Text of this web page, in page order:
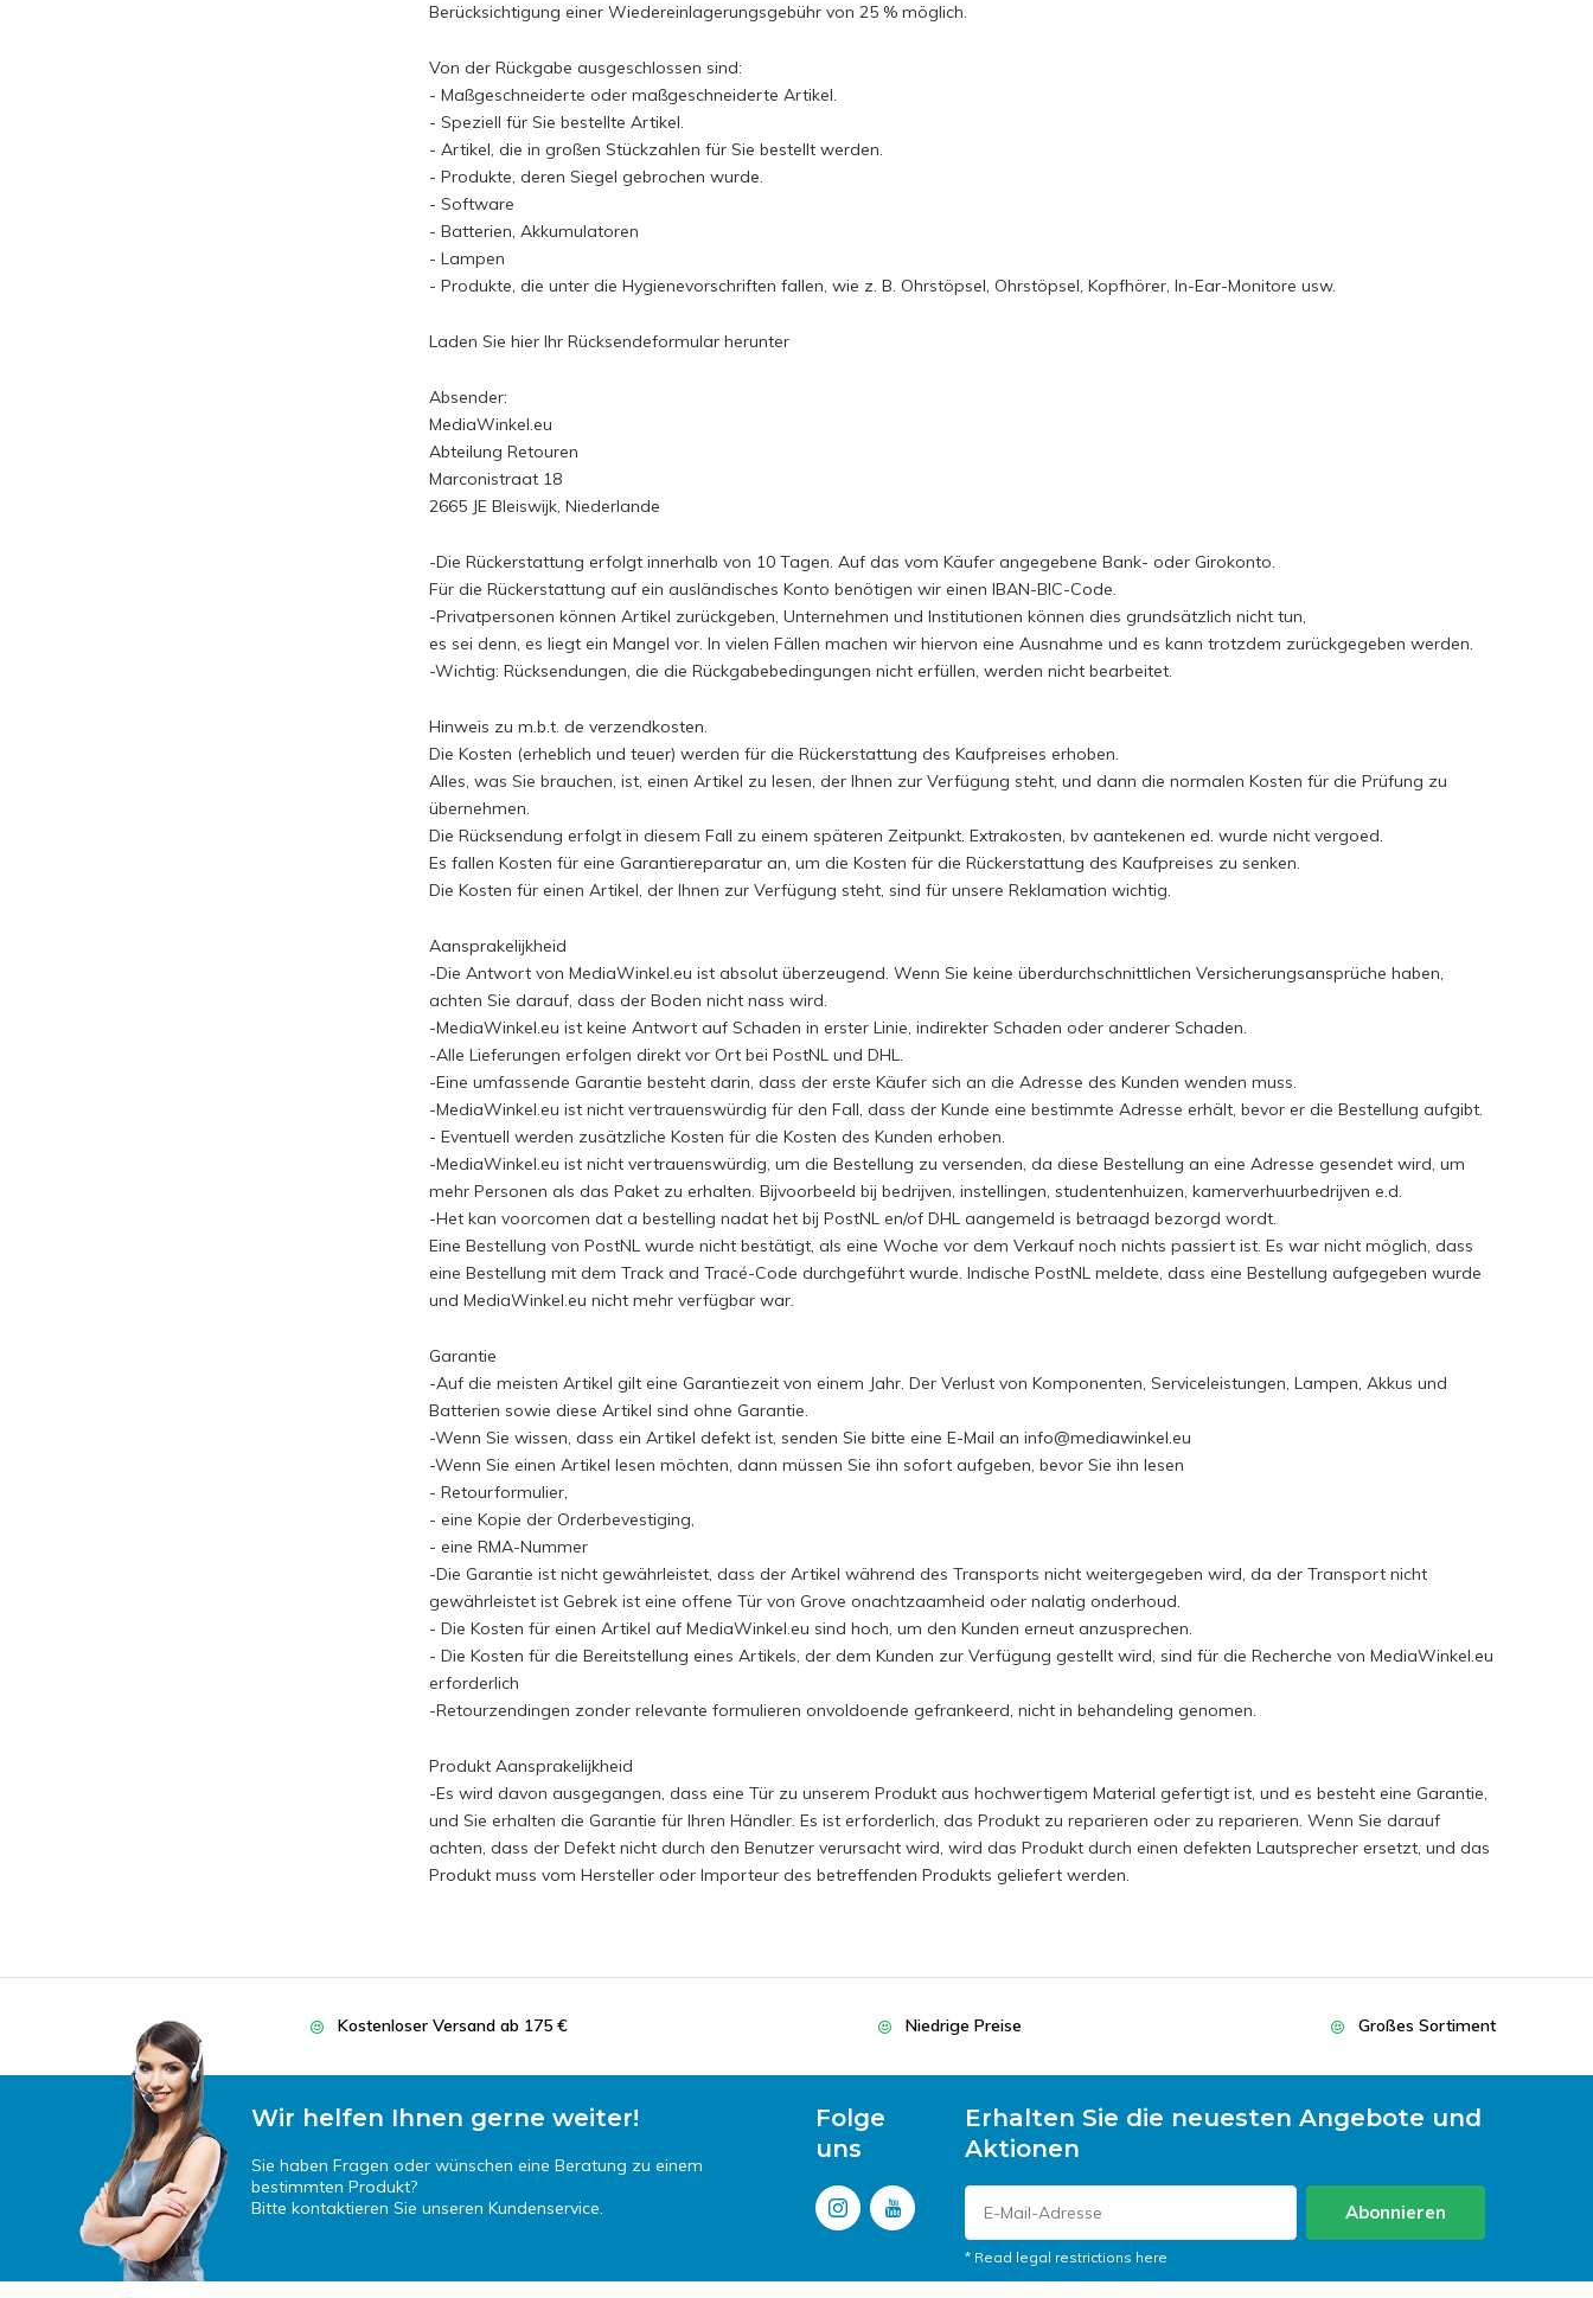
Berücksichtigung einer Wiedereinlagerungsgebühr von 25 % möglich.
Von der Rückgabe ausgeschlossen sind:
- Maßgeschneiderte oder maßgeschneiderte Artikel.
- Speziell für Sie bestellte Artikel.
- Artikel, die in großen Stückzahlen für Sie bestellt werden.
- Produkte, deren Siegel gebrochen wurde.
- Software
- Batterien, Akkumulatoren
- Lampen
- Produkte, die unter die Hygienevorschriften fallen, wie z. B. Ohrstöpsel, Ohrstöpsel, Kopfhörer, In-Ear-Monitore usw.
Laden Sie hier Ihr Rücksendeformular herunter
Absender:
MediaWinkel.eu
Abteilung Retouren
Marconistraat 18
2665 JE Bleiswijk, Niederlande
-Die Rückerstattung erfolgt innerhalb von 10 Tagen. Auf das vom Käufer angegebene Bank- oder Girokonto.
Für die Rückerstattung auf ein ausländisches Konto benötigen wir einen IBAN-BIC-Code.
-Privatpersonen können Artikel zurückgeben, Unternehmen und Institutionen können dies grundsätzlich nicht tun,
es sei denn, es liegt ein Mangel vor. In vielen Fällen machen wir hiervon eine Ausnahme und es kann trotzdem zurückgegeben werden.
-Wichtig: Rücksendungen, die die Rückgabebedingungen nicht erfüllen, werden nicht bearbeitet.
Hinweis zu m.b.t. de verzendkosten.
Die Kosten (erheblich und teuer) werden für die Rückerstattung des Kaufpreises erhoben.
Alles, was Sie brauchen, ist, einen Artikel zu lesen, der Ihnen zur Verfügung steht, und dann die normalen Kosten für die Prüfung zu
übernehmen.
Die Rücksendung erfolgt in diesem Fall zu einem späteren Zeitpunkt. Extrakosten, bv aantekenen ed. wurde nicht vergoed.
Es fallen Kosten für eine Garantiereparatur an, um die Kosten für die Rückerstattung des Kaufpreises zu senken.
Die Kosten für einen Artikel, der Ihnen zur Verfügung steht, sind für unsere Reklamation wichtig.
Aansprakelijkheid
-Die Antwort von MediaWinkel.eu ist absolut überzeugend. Wenn Sie keine überdurchschnittlichen Versicherungsansprüche haben,
achten Sie darauf, dass der Boden nicht nass wird.
-MediaWinkel.eu ist keine Antwort auf Schaden in erster Linie, indirekter Schaden oder anderer Schaden.
-Alle Lieferungen erfolgen direkt vor Ort bei PostNL und DHL.
-Eine umfassende Garantie besteht darin, dass der erste Käufer sich an die Adresse des Kunden wenden muss.
-MediaWinkel.eu ist nicht vertrauenswürdig für den Fall, dass der Kunde eine bestimmte Adresse erhält, bevor er die Bestellung aufgibt.
- Eventuell werden zusätzliche Kosten für die Kosten des Kunden erhoben.
-MediaWinkel.eu ist nicht vertrauenswürdig, um die Bestellung zu versenden, da diese Bestellung an eine Adresse gesendet wird, um
mehr Personen als das Paket zu erhalten. Bijvoorbeeld bij bedrijven, instellingen, studentenhuizen, kamerverhuurbedrijven e.d.
-Het kan voorcomen dat a bestelling nadat het bij PostNL en/of DHL aangemeld is betraagd bezorgd wordt.
Eine Bestellung von PostNL wurde nicht bestätigt, als eine Woche vor dem Verkauf noch nichts passiert ist. Es war nicht möglich, dass
eine Bestellung mit dem Track and Tracé-Code durchgeführt wurde. Indische PostNL meldete, dass eine Bestellung aufgegeben wurde
und MediaWinkel.eu nicht mehr verfügbar war.
Garantie
-Auf die meisten Artikel gilt eine Garantiezeit von einem Jahr. Der Verlust von Komponenten, Serviceleistungen, Lampen, Akkus und
Batterien sowie diese Artikel sind ohne Garantie.
-Wenn Sie wissen, dass ein Artikel defekt ist, senden Sie bitte eine E-Mail an info@mediawinkel.eu
-Wenn Sie einen Artikel lesen möchten, dann müssen Sie ihn sofort aufgeben, bevor Sie ihn lesen
- Retourformulier,
- eine Kopie der Orderbevestiging,
- eine RMA-Nummer
-Die Garantie ist nicht gewährleistet, dass der Artikel während des Transports nicht weitergegeben wird, da der Transport nicht
gewährleistet ist Gebrek ist eine offene Tür von Grove onachtzaamheid oder nalatig onderhoud.
- Die Kosten für einen Artikel auf MediaWinkel.eu sind hoch, um den Kunden erneut anzusprechen.
- Die Kosten für die Bereitstellung eines Artikels, der dem Kunden zur Verfügung gestellt wird, sind für die Recherche von MediaWinkel.eu
erforderlich
-Retourzendingen zonder relevante formulieren onvoldoende gefrankeerd, nicht in behandeling genomen.
Produkt Aansprakelijkheid
-Es wird davon ausgegangen, dass eine Tür zu unserem Produkt aus hochwertigem Material gefertigt ist, und es besteht eine Garantie,
und Sie erhalten die Garantie für Ihren Händler. Es ist erforderlich, das Produkt zu reparieren oder zu reparieren. Wenn Sie darauf
achten, dass der Defekt nicht durch den Benutzer verursacht wird, wird das Produkt durch einen defekten Lautsprecher ersetzt, und das
Produkt muss vom Hersteller oder Importeur des betreffenden Produkts geliefert werden.
Kostenloser Versand ab 175 € Niedrige Preise Großes Sortiment
Wir helfen Ihnen gerne weiter!
Sie haben Fragen oder wünschen eine Beratung zu einem
bestimmten Produkt?
Bitte kontaktieren Sie unseren Kundenservice.
Folge
uns
Erhalten Sie die neuesten Angebote und
Aktionen
Abonnieren
* Read legal restrictions here